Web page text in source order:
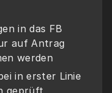
in das FB
auf Antrag
werden
in erster Linie
geprüft